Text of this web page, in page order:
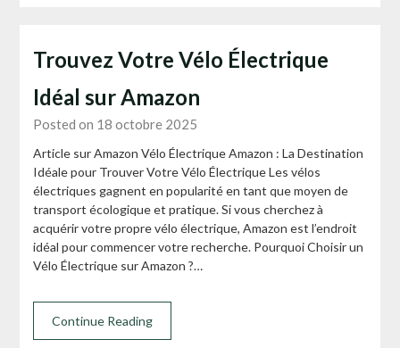
Trouvez Votre Vélo Électrique
Idéal sur Amazon
Posted on 18 octobre 2025
Article sur Amazon Vélo Électrique Amazon : La Destination
Idéale pour Trouver Votre Vélo Électrique Les vélos
électriques gagnent en popularité en tant que moyen de
transport écologique et pratique. Si vous cherchez à
acquérir votre propre vélo électrique, Amazon est l’endroit
idéal pour commencer votre recherche. Pourquoi Choisir un
Vélo Électrique sur Amazon ?…
Continue Reading